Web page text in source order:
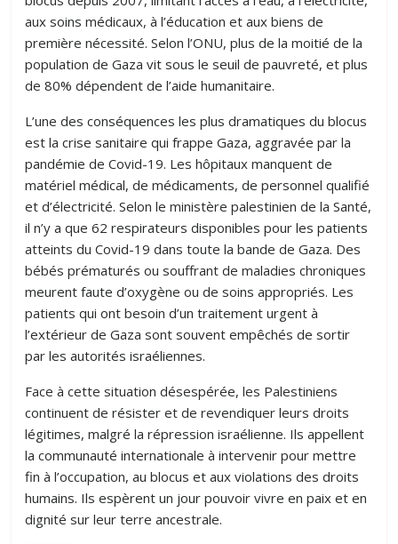
aux soins médicaux, à l’éducation et aux biens de
première nécessité. Selon l’ONU, plus de la moitié de la
population de Gaza vit sous le seuil de pauvreté, et plus
de 80% dépendent de l’aide humanitaire.
L’une des conséquences les plus dramatiques du blocus
est la crise sanitaire qui frappe Gaza, aggravée par la
pandémie de Covid-19. Les hôpitaux manquent de
matériel médical, de médicaments, de personnel qualifié
et d’électricité. Selon le ministère palestinien de la Santé,
il n’y a que 62 respirateurs disponibles pour les patients
atteints du Covid-19 dans toute la bande de Gaza. Des
bébés prématurés ou souffrant de maladies chroniques
meurent faute d’oxygène ou de soins appropriés. Les
patients qui ont besoin d’un traitement urgent à
l’extérieur de Gaza sont souvent empêchés de sortir
par les autorités israéliennes.
Face à cette situation désespérée, les Palestiniens
continuent de résister et de revendiquer leurs droits
légitimes, malgré la répression israélienne. Ils appellent
la communauté internationale à intervenir pour mettre
fin à l’occupation, au blocus et aux violations des droits
humains. Ils espèrent un jour pouvoir vivre en paix et en
dignité sur leur terre ancestrale.